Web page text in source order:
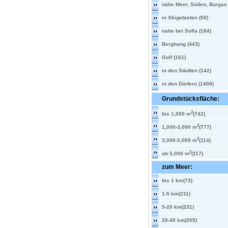
nähe Meer, Süden, Burgas
in Skigebieten (50)
nahe bei Sofia (184)
Berghang (443)
Golf (161)
in den Städten (142)
in den Dörfern (1408)
Grundstücksfläche:
bis 1,000 m2(742)
1,000-3,000 m2(777)
3,000-5,000 m2(114)
ab 5,000 m2(117)
zum Meer:
bis 1 km(73)
1-5 km(211)
5-20 km(231)
20-40 km(205)